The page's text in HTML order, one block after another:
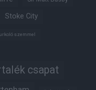
Stoke City
szemmel
csapat